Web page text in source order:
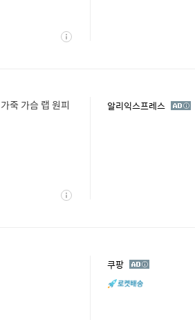
상
죽 가슴 랩 원피
알리익스프레스 광
상
쿠팡 광
고